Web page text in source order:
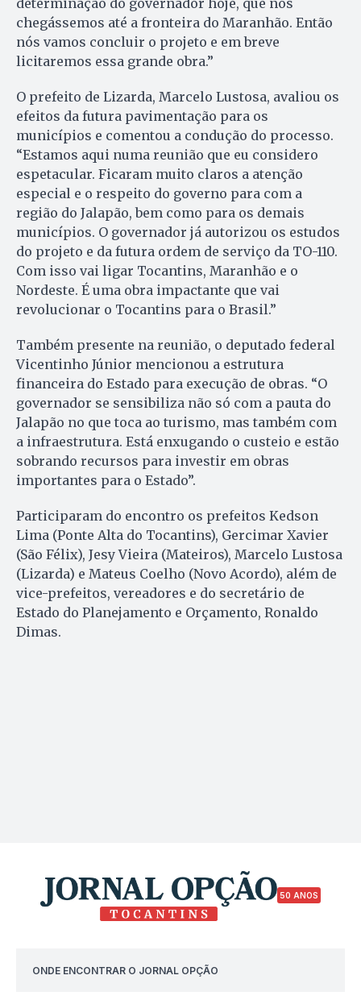
chegássemos até a fronteira do Maranhão. Então
nós vamos concluir o projeto e em breve
licitaremos essa grande obra.”
O prefeito de Lizarda, Marcelo Lustosa, avaliou os
efeitos da futura pavimentação para os
municípios e comentou a condução do processo.
“Estamos aqui numa reunião que eu considero
espetacular. Ficaram muito claros a atenção
especial e o respeito do governo para com a
região do Jalapão, bem como para os demais
municípios. O governador já autorizou os estudos
do projeto e da futura ordem de serviço da TO-110.
Com isso vai ligar Tocantins, Maranhão e o
Nordeste. É uma obra impactante que vai
revolucionar o Tocantins para o Brasil.”
Também presente na reunião, o deputado federal
Vicentinho Júnior mencionou a estrutura
financeira do Estado para execução de obras. “O
governador se sensibiliza não só com a pauta do
Jalapão no que toca ao turismo, mas também com
a infraestrutura. Está enxugando o custeio e estão
sobrando recursos para investir em obras
importantes para o Estado”.
Participaram do encontro os prefeitos Kedson
Lima (Ponte Alta do Tocantins), Gercimar Xavier
(São Félix), Jesy Vieira (Mateiros), Marcelo Lustosa
(Lizarda) e Mateus Coelho (Novo Acordo), além de
vice-prefeitos, vereadores e do secretário de
Estado do Planejamento e Orçamento, Ronaldo
Dimas.
50 ANOS
ONDE ENCONTRAR O JORNAL OPÇÃO